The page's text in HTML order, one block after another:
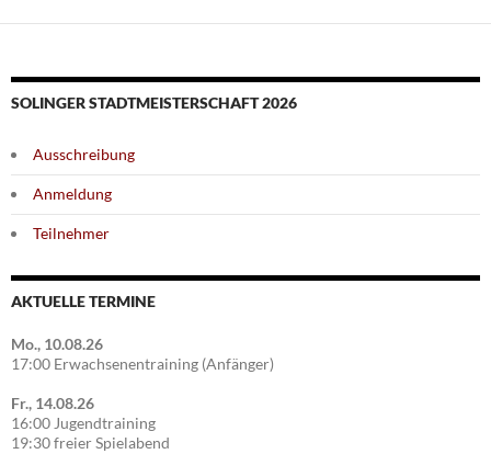
SOLINGER STADTMEISTERSCHAFT 2026
Ausschreibung
Anmeldung
Teilnehmer
AKTUELLE TERMINE
Mo., 10.08.26
17:00 Erwachsenentraining (Anfänger)
Fr., 14.08.26
16:00 Jugendtraining
19:30 freier Spielabend